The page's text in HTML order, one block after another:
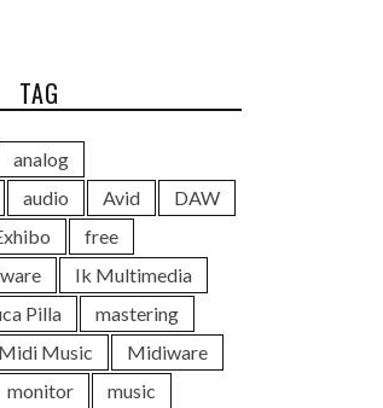
TAG
analog
audio Avid
DAW
free
Ik Multimedia
Pilla
mastering
Midi Music
Midiware
monitor
music